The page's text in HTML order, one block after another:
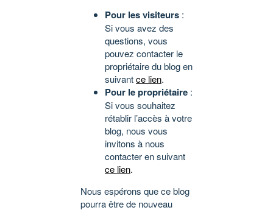
Pour les visiteurs :
Si vous avez des
questions, vous
pouvez contacter le
propriétaire du blog en
suivantce lien.
Pour le propriétaire :
Si vous souhaitez
rétablir l’accès à votre
blog, nous vous
invitons à nous
contacter en suivant
ce lien.
Nous espérons que ce blog
pourra être de nouveau